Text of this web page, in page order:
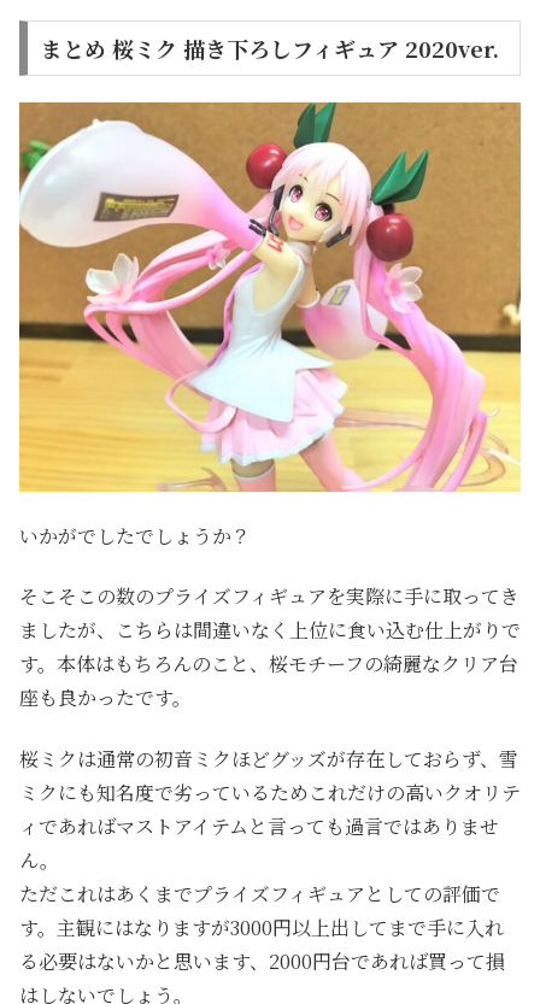
まとめ 桜ミク 描き下ろしフィギュア 2020ver.
いかがでしたでしょうか？
そこそこの数のプライズフィギュアを実際に手に取ってき
ましたが、こちらは間違いなく上位に食い込む仕上がりで
す。本体はもちろんのこと、桜モチーフの綺麗なクリア台
座も良かったです。
桜ミクは通常の初音ミクほどグッズが存在しておらず、雪
ミクにも知名度で劣っているためこれだけの高いクオリテ
ィであればマストアイテムと言っても過言ではありませ
ん。
ただこれはあくまでプライズフィギュアとしての評価で
す。主観にはなりますが3000円以上出してまで手に入れ
る必要はないかと思います、2000円台であれば買って損
はしないでしょう。